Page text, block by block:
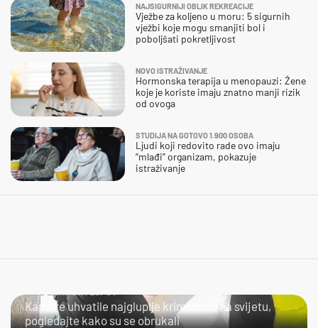
NAJSIGURNIJI OBLIK REKREACIJE
Vježbe za koljeno u moru: 5 sigurnih
vježbi koje mogu smanjiti bol i
poboljšati pokretljivost
NOVO ISTRAŽIVANJE
Hormonska terapija u menopauzi: Žene
koje je koriste imaju znatno manji rizik
od ovoga
STUDIJA NA GOTOVO 1.900 OSOBA
Ljudi koji redovito rade ovo imaju
“mlađi” organizam, pokazuje
istraživanje
Kamere uhvatile najgluplje kriminalce na svijetu,
pogledajte kako su se obrukali